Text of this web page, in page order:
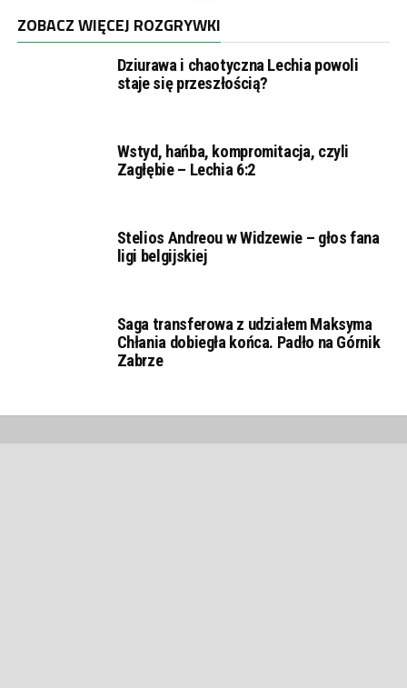
ZOBACZ WIĘCEJ ROZGRYWKI
Dziurawa i chaotyczna Lechia powoli
staje się przeszłością?
Wstyd, hańba, kompromitacja, czyli
Zagłębie – Lechia 6:2
Stelios Andreou w Widzewie – głos fana
ligi belgijskiej
Saga transferowa z udziałem Maksyma
Chłania dobiegła końca. Padło na Górnik
Zabrze